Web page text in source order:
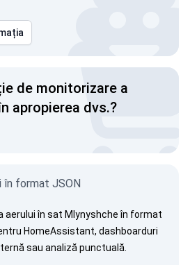
de monitorizare a
apropierea dvs.?
format JSON
aerului în sat Mlynyshche în format
HomeAssistant, dashboarduri
sau analiză punctuală.